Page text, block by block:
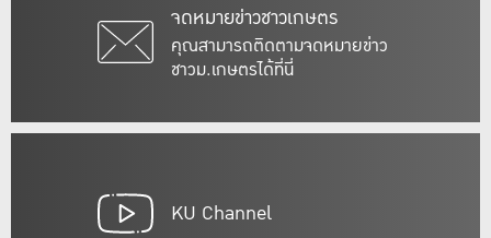
จดหมายข่าวชาวเกษตร
คุณสามารถติดตามจดหมายข่าว
ชาวม.เกษตรได้ที่นี่
KU Channel